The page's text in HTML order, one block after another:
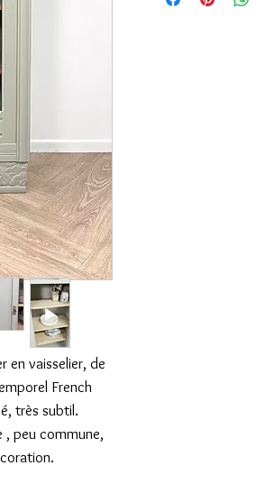
en vaisselier, de
French
très subtil.
, peu commune,